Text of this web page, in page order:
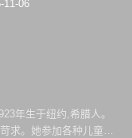
·瓦莱
11-06
年生于纽约,希腊人。
求。她参加各种儿童演